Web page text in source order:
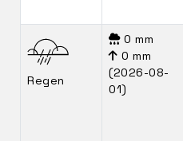
Regen
0 mm
0 mm
(2026-08-
01)